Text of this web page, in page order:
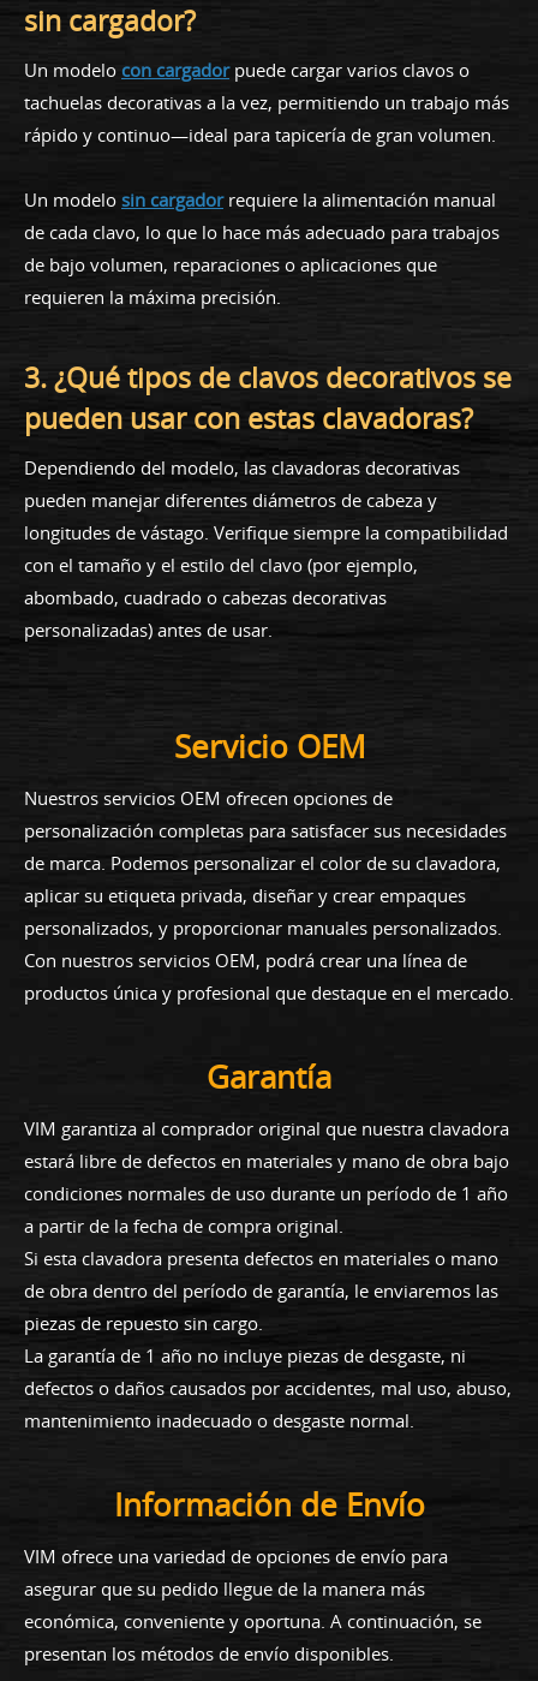
sin cargador?
Un modelo con cargadorpuede cargar varios clavos o
tachuelas decorativas a la vez, permitiendo un trabajo más
rápido y continuo—ideal para tapicería de gran volumen.
Un modelo sin cargadorrequiere la alimentación manual
de cada clavo, lo que lo hace más adecuado para trabajos
de bajo volumen, reparaciones o aplicaciones que
requieren la máxima precisión.
3. ¿Qué tipos de clavos decorativos se
pueden usar con estas clavadoras?
Dependiendo del modelo, las clavadoras decorativas
pueden manejar diferentes diámetros de cabeza y
longitudes de vástago. Verifique siempre la compatibilidad
con el tamaño y el estilo del clavo (por ejemplo,
abombado, cuadrado o cabezas decorativas
personalizadas) antes de usar.
Servicio OEM
Nuestros servicios OEM ofrecen opciones de
personalización completas para satisfacer sus necesidades
de marca. Podemos personalizar el color de su clavadora,
aplicar su etiqueta privada, diseñar y crear empaques
personalizados, y proporcionar manuales personalizados.
Con nuestros servicios OEM, podrá crear una línea de
productos única y profesional que destaque en el mercado.
Garantía
VIM garantiza al comprador original que nuestra clavadora
estará libre de defectos en materiales y mano de obra bajo
condiciones normales de uso durante un período de 1 año
a partir de la fecha de compra original.
Si esta clavadora presenta defectos en materiales o mano
de obra dentro del período de garantía, le enviaremos las
piezas de repuesto sin cargo.
La garantía de 1 año no incluye piezas de desgaste, ni
defectos o daños causados por accidentes, mal uso, abuso,
mantenimiento inadecuado o desgaste normal.
Información de Envío
VIM ofrece una variedad de opciones de envío para
asegurar que su pedido llegue de la manera más
económica, conveniente y oportuna. A continuación, se
presentan los métodos de envío disponibles.